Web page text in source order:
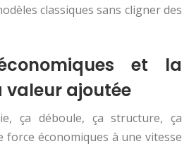
classiques sans cligner des
et la
valeur ajoutée
ça déboule, ça structure, ça
force économiques à une vitesse